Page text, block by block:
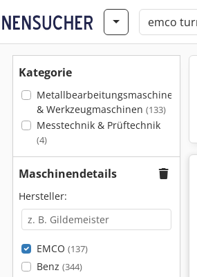
Kategorie
Metallbearbeitungsmaschinen
& Werkzeugmaschinen (133)
Messtechnik & Prüftechnik
(4)
Maschinendetails
Hersteller:
EMCO (137)
Benz (344)